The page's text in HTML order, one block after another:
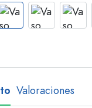
con asa
de cuello largo
poligonales
según el material
de vidrio
de plástico
Valoraciones